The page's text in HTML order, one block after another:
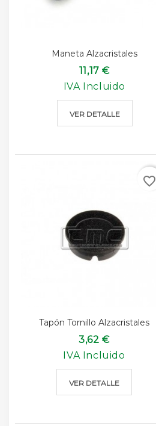
Maneta Alzacristales
11,17 €
IVA Incluido
VER DETALLE
Tapón Tornillo Alzacristales
3,62 €
IVA Incluido
VER DETALLE
favorite_border